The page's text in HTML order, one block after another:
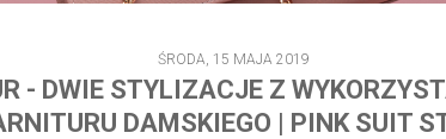
ŚRODA, 15 MAJA 2019
- DWIE STYLIZACJE Z
DAMSKIEGO | PINK SUIT